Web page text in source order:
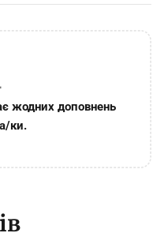
жодних доповнень
ки.